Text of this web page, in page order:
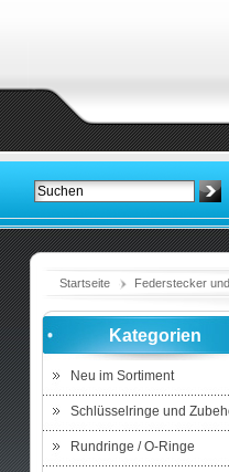
Startseite Federstecker
Kategorien
Neu im Sortiment
Schlüsselringe und
Rundringe / O-Ringe